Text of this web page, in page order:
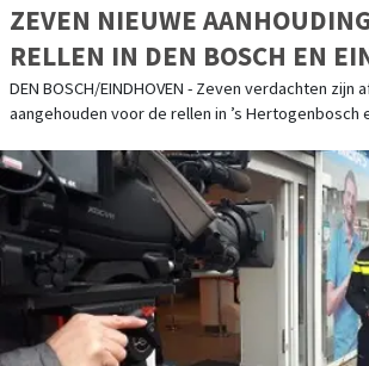
ZEVEN NIEUWE
RELLEN IN DEN BOSCH EN
DEN BOSCH/EINDHOVEN - Zeven verdachten zijn
aangehouden voor de rellen in ’s Hertogenbosch